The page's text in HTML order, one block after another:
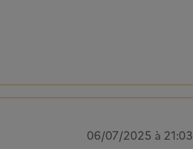
06/07/2025 à 21:03